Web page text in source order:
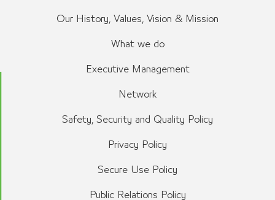
Our History, Values, Vision & Mission
What we do
Executive Management
Network
Safety, Security and Quality Policy
Privacy Policy
Secure Use Policy
Public Relations Policy